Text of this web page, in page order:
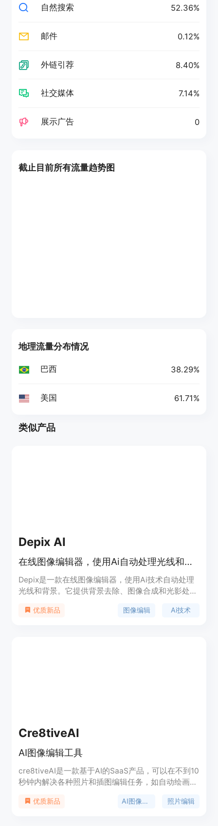
自然搜索 52.36%
邮件 0.12%
外链引荐 8.40%
社交媒体 7.14%
展示广告 0
截止目前所有流量趋势图
地理流量分布情况
巴西 38.29%
美国 61.71%
类似产品
Depix AI
在线图像编辑器，使用Ai自动处理光线和背景
Depix是一款在线图像编辑器，使用Ai技术自动处理
光线和背景。它提供背景去除、图像合成和光影处理
景。定价和其他详细信息，请访问官方网站。
优质新品 图像编辑 Ai技术
Cre8tiveAI
AI图像编辑工具
cre8tiveAI是一款基于AI的SaaS产品，可以在不到10
秒钟内解决各种照片和插图编辑任务，如自动绘画、
等。优质新品 AI图像编辑 照片编辑